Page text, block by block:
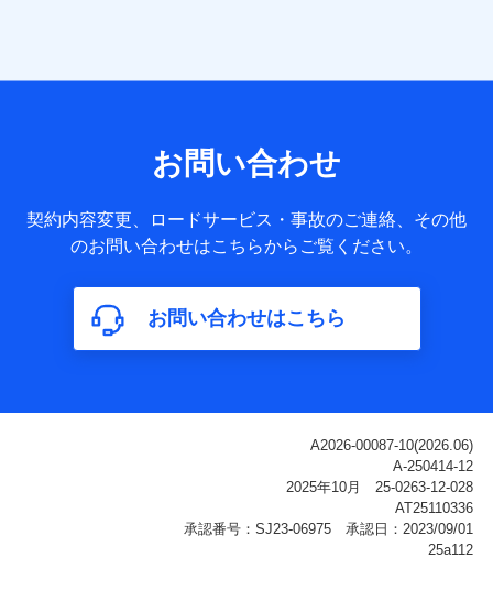
サービス提供等を通じて取得した、以下の情報などの個人デ
基本情報
氏名、電話番号、メールアドレス、お客さまの識別子、
属性、連絡先、dポイントサービスのご利用に関する情
構成、住所、dポイント残高、dポイント利用履歴などが
含まれます。
利用情報
ご契約状態・ご利用履歴インターネット利用時の行動に
関する情報、アプリケーション利用時の行動に関する情
報、購入されたサービスや商品の名称・購入場所・決済
に関する情報、アンケートの回答に関する情報などが含
お問い合わせ
契約内容変更、ロードサービス・事故のご連絡、その他
のお問い合わせはこちらからご覧ください。
お問い合わせはこちら